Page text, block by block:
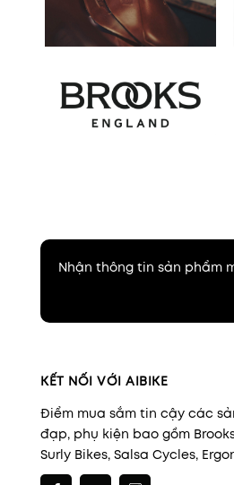
Nhận thông tin sản phẩm
KẾT NỐI VỚI AIBIKE
Điểm mua sắm tin cậy các
đạp, phụ kiện bao gồm
Surly Bikes, Salsa Cycles,